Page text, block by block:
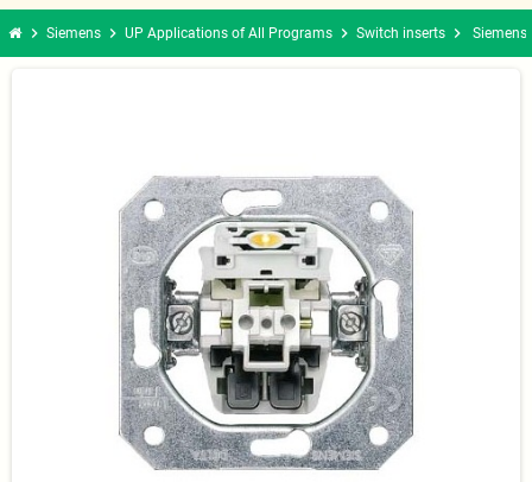
chevron_right Siemens chevron_right UP Applications of All Programs chevron_right Switch inserts chevron_right